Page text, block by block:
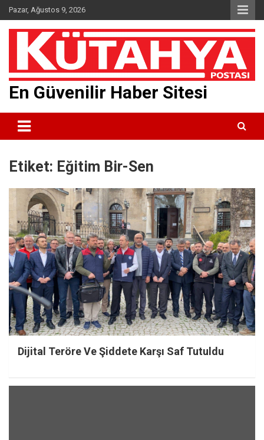
Skip
to
content
Pazar, Ağustos 9, 2026
En Güvenilir Haber Sitesi
Etiket: Eğitim Bir-Sen
Dijital Teröre Ve Şiddete Karşı Saf Tutuldu